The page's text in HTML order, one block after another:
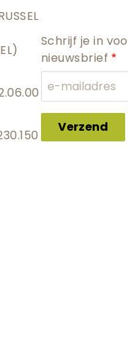
Schrijf je in
nieuwsbrief
Verzend